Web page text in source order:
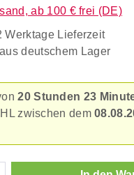
ab 100 € frei (DE)
Werktage Lieferzeit
deutschem Lager
20 Stunden 23
zwischen dem
Gib den